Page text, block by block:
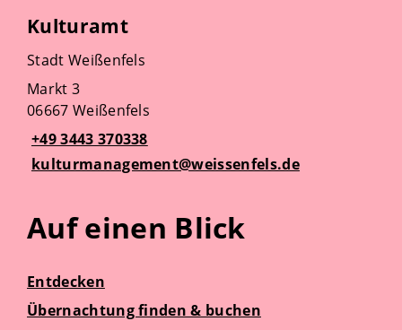
Kulturamt
Stadt Weißenfels
Markt 3
06667 Weißenfels
+49 3443 370338
kulturmanagement@weissenfels.de
Auf einen Blick
Entdecken
Übernachtung finden & buchen